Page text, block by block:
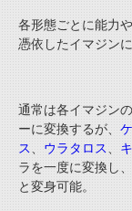
各形態ごとに能力
憑依したイマジン
通常は各イマジン
ーに変換するが、
ス
ウラタロス
ラを一度に変換し、
と変身可能。